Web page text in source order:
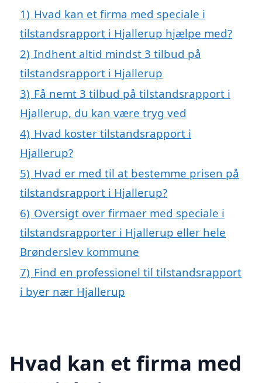
1) Hvad kan et firma med speciale i
tilstandsrapport i Hjallerup hjælpe med?
2) Indhent altid mindst 3 tilbud på
tilstandsrapport i Hjallerup
3) Få nemt 3 tilbud på tilstandsrapport i
Hjallerup, du kan være tryg ved
4) Hvad koster tilstandsrapport i
Hjallerup?
5) Hvad er med til at bestemme prisen på
tilstandsrapport i Hjallerup?
6) Oversigt over firmaer med speciale i
tilstandsrapporter i Hjallerup eller hele
Brønderslev kommune
7) Find en professionel til tilstandsrapport
i byer nær Hjallerup
Hvad kan et firma med